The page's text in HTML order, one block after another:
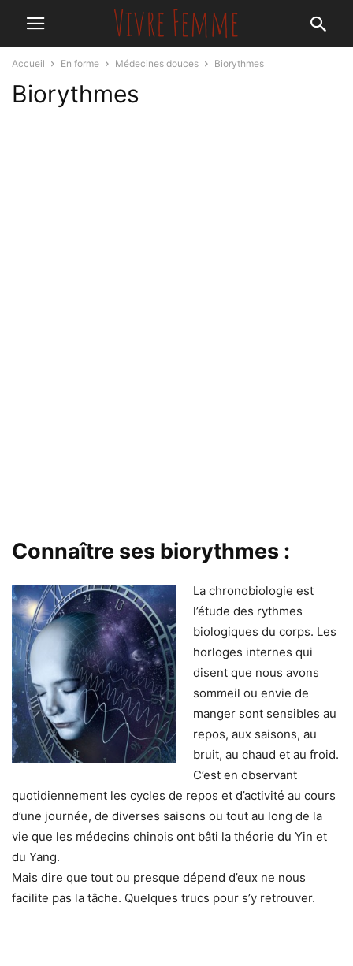
Accueil En forme Médecines douces Biorythmes
Biorythmes
Connaître ses biorythmes :
La chronobiologie est
l’étude des rythmes
biologiques du corps. Les
horloges internes qui
disent que nous avons
sommeil ou envie de
manger sont sensibles au
repos, aux saisons, au
bruit, au chaud et au froid.
C’est en observant
quotidiennement les cycles de repos et d’activité au cours
d’une journée, de diverses saisons ou tout au long de la
vie que les médecins chinois ont bâti la théorie du Yin et
du Yang.
Mais dire que tout ou presque dépend d’eux ne nous
facilite pas la tâche. Quelques trucs pour s’y retrouver.